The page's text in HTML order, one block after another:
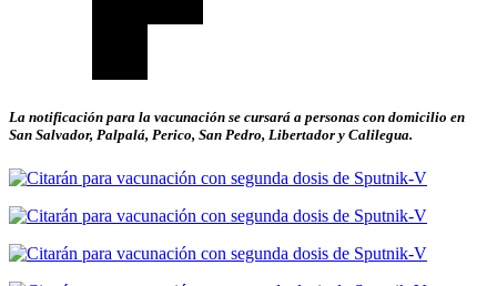
La notificación para la vacunación se cursará a personas con domicilio en
San Salvador, Palpalá, Perico, San Pedro, Libertador y Calilegua.